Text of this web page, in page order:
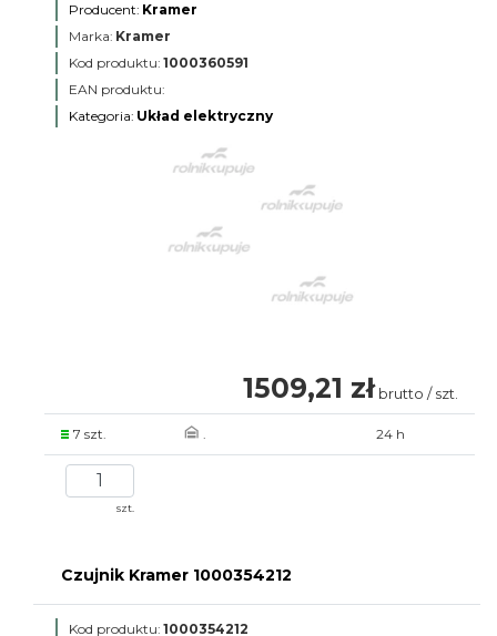
Producent: Kramer
Marka: Kramer
Kod produktu: 1000360591
EAN produktu:
Kategoria: Układ elektryczny
1509,21 zł brutto / szt.
7 szt. . 24 h
szt.
Czujnik Kramer 1000354212
Kod produktu: 1000354212